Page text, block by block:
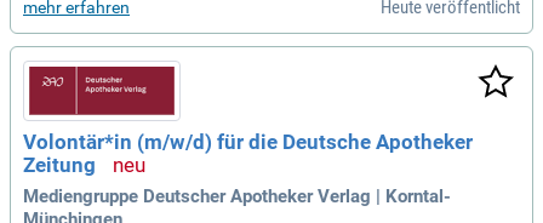
itung in MTM und AMTS sowie Unterstützung in der Ausbild
ung unserer PTAs. Bewerbungen von Berufs- und Wiedereins
teigern sind herzlich willkommen. Freuen Sie sich auf eine a
ttraktive Vergütung, eine 4-Tage-Woche und vielfältige Fortbi
ldungsmöglichkeiten. Genießen Sie zudem regelmäßige Tea
m-Events und die Förderung sportlicher sowie kreativer Hob
bys in einem lebendigen Arbeitsumfeld!
mehr erfahren Heute veröffentlicht
Volontär*in (m/w/d) für die Deutsche Apotheker
Zeitung
Mediengruppe Deutscher Apotheker Verlag | Korntal-